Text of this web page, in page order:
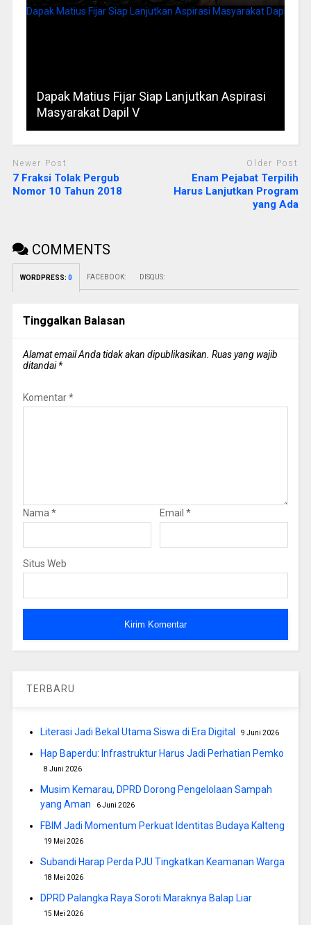
Dapak Matius Fijar Siap Lanjutkan Aspirasi
Masyarakat Dapil V
Newer Post
7 Fraksi Tolak Pergub
Nomor 10 Tahun 2018
Older Post
Enam Pejabat Terpilih
Harus Lanjutkan Program
yang Ada
COMMENTS
WORDPRESS: 0 FACEBOOK: DISQUS:
Tinggalkan Balasan
Alamat email Anda tidak akan dipublikasikan. Ruas yang wajib
ditandai*
Komentar*
Nama * Email *
Situs Web
TERBARU
Literasi Jadi Bekal Utama Siswa di Era Digital 9 Juni 2026
Hap Baperdu: Infrastruktur Harus Jadi Perhatian Pemko
8 Juni 2026
Musim Kemarau, DPRD Dorong Pengelolaan Sampah
yang Aman
6 Juni 2026
FBIM Jadi Momentum Perkuat Identitas Budaya Kalteng
19 Mei 2026
Subandi Harap Perda PJU Tingkatkan Keamanan Warga
18 Mei 2026
DPRD Palangka Raya Soroti Maraknya Balap Liar
15 Mei 2026